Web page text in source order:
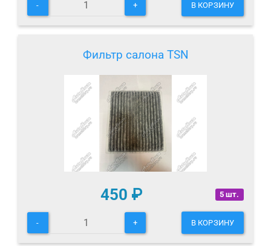
- + В КОРЗИНУ
Фильтр салона TSN
5 шт.
450 ₽
- + В КОРЗИНУ